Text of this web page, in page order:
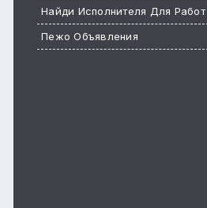
Найди Исполнителя Для Работ
Пежо Объявления